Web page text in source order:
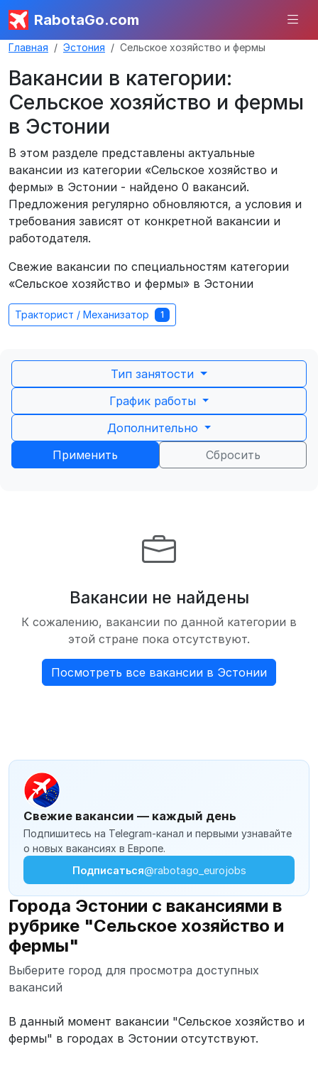
RabotaGo.com
Главная Эстония Сельское хозяйство и фермы
Вакансии в категории:
Сельское хозяйство и фермы
в Эстонии
В этом разделе представлены актуальные
вакансии из категории «Сельское хозяйство и
фермы» в Эстонии - найдено 0 вакансий.
Предложения регулярно обновляются, а условия и
требования зависят от конкретной вакансии и
работодателя.
Свежие вакансии по специальностям категории
«Сельское хозяйство и фермы» в Эстонии
Тракторист / Механизатор 1
Тип занятости
График работы
Дополнительно
Применить
Сбросить
Вакансии не найдены
К сожалению, вакансии по данной категории в
этой стране пока отсутствуют.
Посмотреть все вакансии в Эстонии
Свежие вакансии — каждый день
Подпишитесь на Telegram-канал и первыми узнавайте
о новых вакансиях в Европе.
Подписаться@rabotago_eurojobs
Города Эстонии с вакансиями в
рубрике "Сельское хозяйство и
фермы"
Выберите город для просмотра доступных
вакансий
В данный момент вакансии "Сельское хозяйство и
фермы" в городах в Эстонии отсутствуют.